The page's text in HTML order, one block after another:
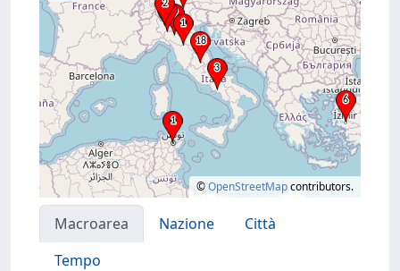
©OpenStreetMapcontributors.
Macroarea Nazione
Città
Tempo